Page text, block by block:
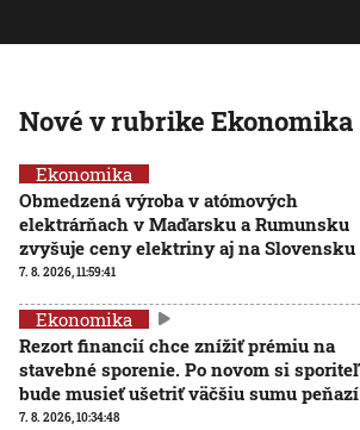
Nové v rubrike Ekonomika
Ekonomika
Obmedzená výroba v atómových
elektrárňach v Maďarsku a Rumunsku
zvyšuje ceny elektriny aj na Slovensku
7. 8. 2026, 11:59:41
Ekonomika
Rezort financií chce znížiť prémiu na
stavebné sporenie. Po novom si sporiteľ
bude musieť ušetriť väčšiu sumu peňazí
7. 8. 2026, 10:34:48